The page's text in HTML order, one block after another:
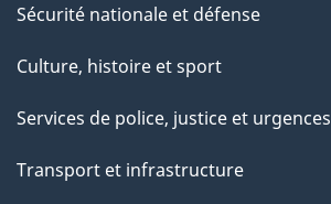
Sécurité nationale et défense
Culture, histoire et sport
Services de police, justice et urgences
Transport et infrastructure